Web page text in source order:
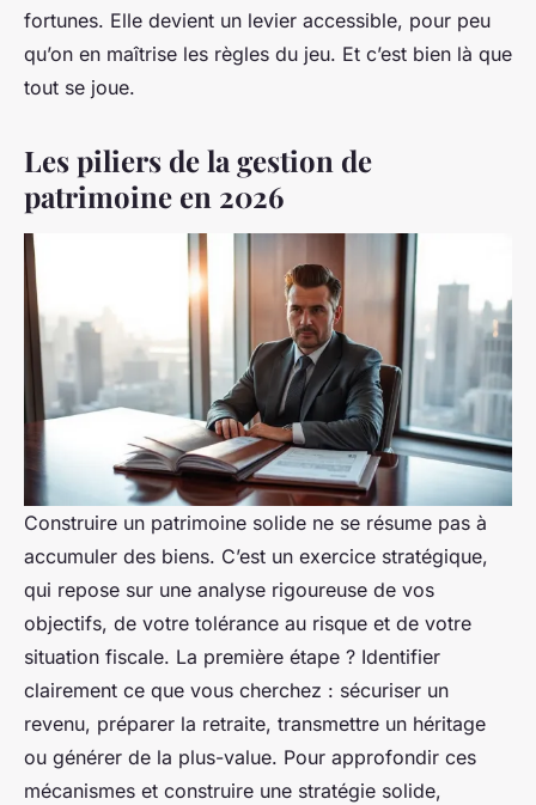
fortunes. Elle devient un levier accessible, pour peu
qu’on en maîtrise les règles du jeu. Et c’est bien là que
tout se joue.
Les piliers de la gestion de
patrimoine en 2026
Construire un patrimoine solide ne se résume pas à
accumuler des biens. C’est un exercice stratégique,
qui repose sur une analyse rigoureuse de vos
objectifs, de votre tolérance au risque et de votre
situation fiscale. La première étape ? Identifier
clairement ce que vous cherchez : sécuriser un
revenu, préparer la retraite, transmettre un héritage
ou générer de la plus-value. Pour approfondir ces
mécanismes et construire une stratégie solide,